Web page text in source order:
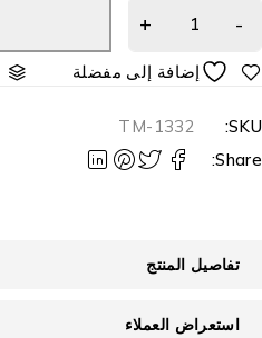
TM-1332
تفاصيل المنتج
استعراض العملاء